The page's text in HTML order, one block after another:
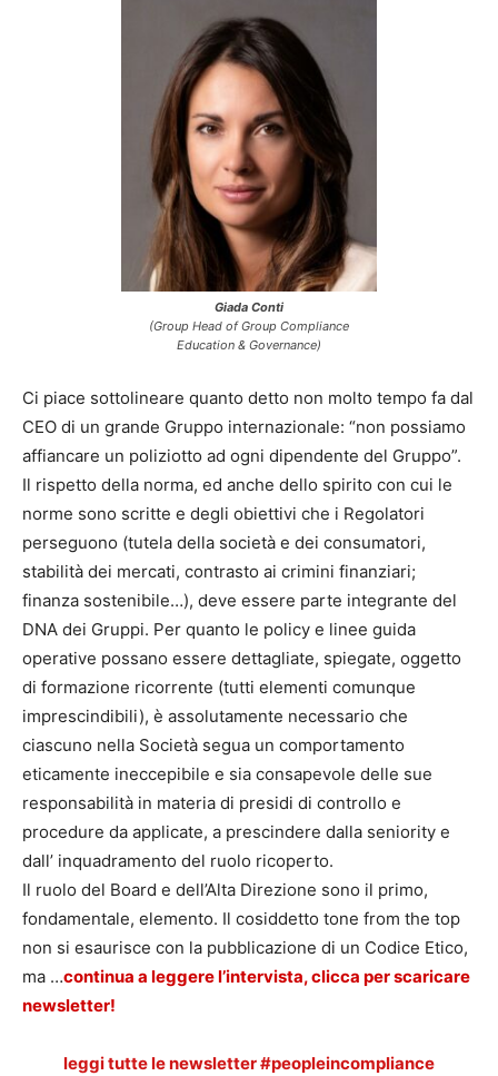
Giada Conti
(Group Head of Group Compliance
Education & Governance)
Ci piace sottolineare quanto detto non molto tempo fa dal
CEO di un grande Gruppo internazionale: “non possiamo
affiancare un poliziotto ad ogni dipendente del Gruppo”.
Il rispetto della norma, ed anche dello spirito con cui le
norme sono scritte e degli obiettivi che i Regolatori
perseguono (tutela della società e dei consumatori,
stabilità dei mercati, contrasto ai crimini finanziari;
finanza sostenibile…), deve essere parte integrante del
DNA dei Gruppi. Per quanto le policy e linee guida
operative possano essere dettagliate, spiegate, oggetto
di formazione ricorrente (tutti elementi comunque
imprescindibili), è assolutamente necessario che
ciascuno nella Società segua un comportamento
eticamente ineccepibile e sia consapevole delle sue
responsabilità in materia di presidi di controllo e
procedure da applicate, a prescindere dalla seniority e
dall’ inquadramento del ruolo ricoperto.
Il ruolo del Board e dell’Alta Direzione sono il primo,
fondamentale, elemento. Il cosiddetto tone from the top
non si esaurisce con la pubblicazione di un Codice Etico,
ma …continua a leggere l’intervista, clicca per scaricare
newsletter!
leggi tutte le newsletter #peopleincompliance